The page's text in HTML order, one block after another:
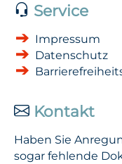
Service
Impressum
Datenschutz
Kontakt
Haben Sie
sogar fehlende